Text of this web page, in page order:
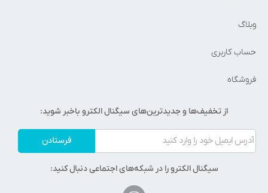
کاربری
از تخفیف‌ها و جدیدترین‌های سیگنال الکترو باخبر شوید:
فرستادن
سیگنال الکترو را در شبکه‌های اجتماعی دنبال کنید: